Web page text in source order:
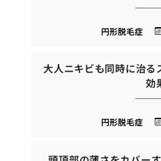
円形脱毛症
大人ニキビも同時に治る
効
円形脱毛症